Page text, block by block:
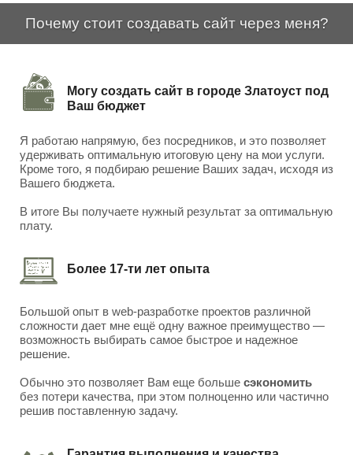
Почему стоит создавать сайт через меня?
Могу создать сайт в городе Златоуст под
Ваш бюджет
Я работаю напрямую, без посредников, и это позволяет
удерживать оптимальную итоговую цену на мои услуги.
Кроме того, я подбираю решение Ваших задач, исходя из
Вашего бюджета.
В итоге Вы получаете нужный результат за оптимальную
плату.
Более 17-ти лет опыта
Большой опыт в web-разработке проектов различной
сложности дает мне ещё одну важное преимущество —
возможность выбирать самое быстрое и надежное
решение.
Обычно это позволяет Вам еще больше сэкономить
без потери качества, при этом полноценно или частично
решив поставленную задачу.